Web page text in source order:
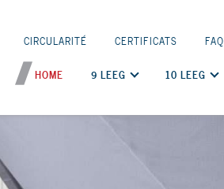
CIRCULARITÉ CERTIFICATS FAQ
HOME 9 LEEG 10 LEEG